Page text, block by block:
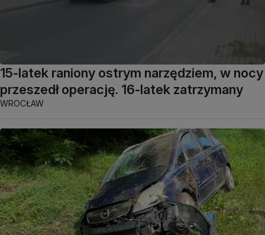
15-latek raniony ostrym narzędziem, w nocy
przeszedł operację. 16-latek zatrzymany
WROCŁAW